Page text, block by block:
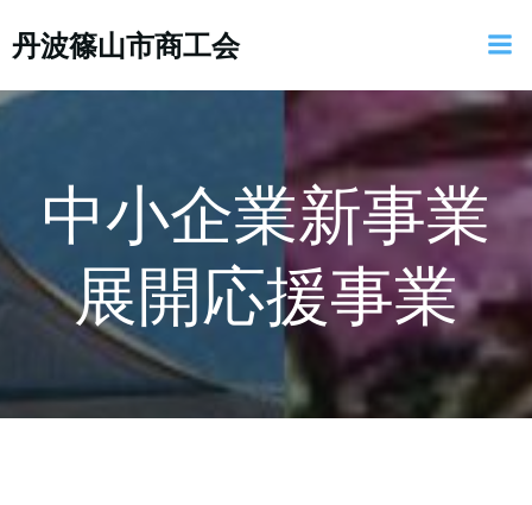
ン
ス
キ
ッ
プ
丹波篠山市商工会
中小企業新事業
展開応援事業